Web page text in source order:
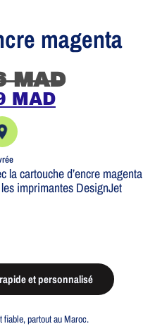
magenta
MAD
MAD
la cartouche d’encre magenta
les imprimantes DesignJet
et personnalisé
fiable, partout au Maroc.